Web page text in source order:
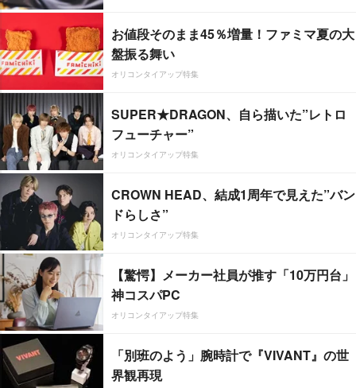
お値段そのまま45％増量！ファミマ夏の大
盤振る舞い
オリコンタイアップ特集
SUPER★DRAGON、自ら描いた”レトロ
フューチャー”
オリコンタイアップ特集
CROWN HEAD、結成1周年で見えた”バン
ドらしさ”
オリコンタイアップ特集
【驚愕】メーカー社員が推す「10万円台」
神コスパPC
オリコンタイアップ特集
「別班のよう」腕時計で『VIVANT』の世
界観再現